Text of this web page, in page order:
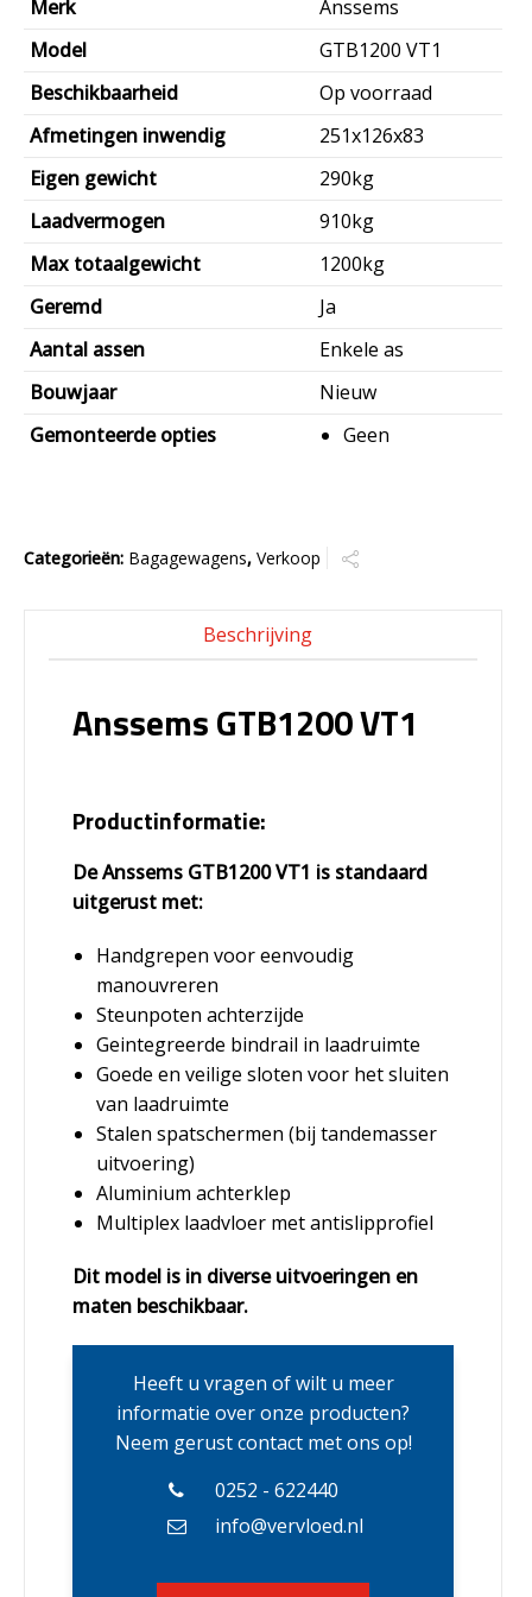
prijs
is:
€3.055,00.
Merk
Anssems
Model
GTB1200 VT1
Beschikbaarheid
Op voorraad
Afmetingen inwendig
251x126x83
Eigen gewicht
290kg
Laadvermogen
910kg
Max totaalgewicht
1200kg
Geremd
Ja
Aantal assen
Enkele as
Bouwjaar
Nieuw
Gemonteerde opties
Geen
Categorieën: Bagagewagens, Verkoop
Beschrijving
Anssems GTB1200 VT1
Productinformatie:
De Anssems GTB1200 VT1 is standaard
uitgerust met:
Handgrepen voor eenvoudig
manouvreren
Steunpoten achterzijde
Geintegreerde bindrail in laadruimte
Goede en veilige sloten voor het sluiten
van laadruimte
Stalen spatschermen (bij tandemasser
uitvoering)
Aluminium achterklep
Multiplex laadvloer met antislipprofiel
Dit model is in diverse uitvoeringen en
maten beschikbaar.
Heeft u vragen of wilt u meer
informatie over onze producten?
Neem gerust contact met ons op!
0252 - 622440
info@vervloed.nl